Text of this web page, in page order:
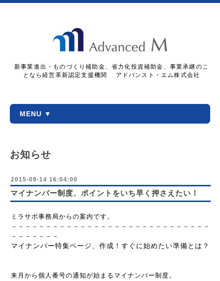
新事業進出・ものづくり補助金、省力化投資補助金、事業承継のこ
となら経営革新認定支援機関 アドバンスト・エム株式会社
MENU ▼
お知らせ
2015-09-14 16:04:00
マイナンバー制度、ポイントをいち早く押さえたい！
ミラサポ事務局からの案内です。
－－－－－－－－－－－－－－－－－－－－－－－－－－－－－
－－－－－－－
マイナンバー特集ページ、作成！すぐに始めたい準備とは？
来月から個人番号の通知が始まるマイナンバー制度。